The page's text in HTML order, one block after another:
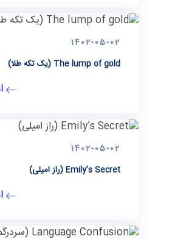
1402-05-02
The lump of gold (یک تکه طلا)
1402-05-02
Emily’s Secret (راز امیلی)